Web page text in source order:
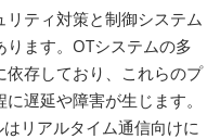
ティ対策と制御システム
ます。OTシステムの多
依存しており、これらのプ
遅延や障害が生じます。
リアルタイム通信向けに